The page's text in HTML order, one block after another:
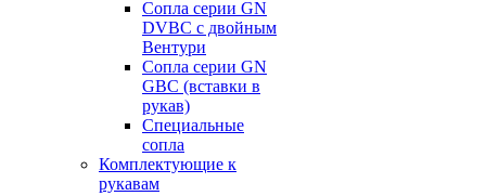
Сопла серии GN
DVBC с двойным
Вентури
Сопла серии GN
GBC (вставки в
рукав)
Специальные
сопла
Комплектующие к
рукавам